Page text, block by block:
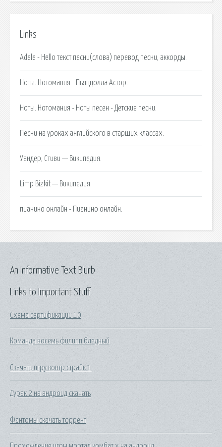
Links
Adele - Hello текст песни(слова) перевод песни, аккорды.
Ноты. Нотомания - Пьяццолла Астор.
Ноты. Нотомания - Ноты песен - Детские песни.
Песни на уроках английского в старших классах.
Уандер, Стиви — Википедия.
Limp Bizkit — Википедия.
пианино онлайн - Пианино онлайн.
Links to Important Stuff
Схема сертификации 10
Команда восемь филипп бледный
Скачать игру контр страйк 1
Дурак 2 на андроид скачать
Фантомы скачать торрент
An Informative Text Blurb